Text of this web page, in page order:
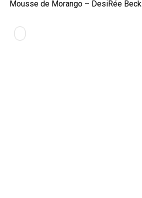
Mousse de Morango – DesiRée Beck